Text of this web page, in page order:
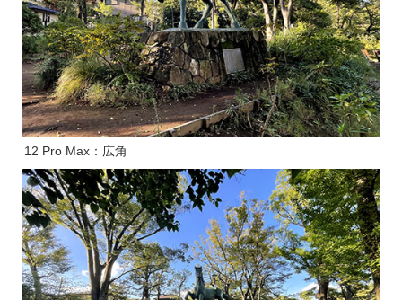
12 Pro Max：広角